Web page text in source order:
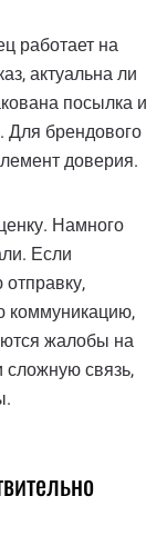
работает на
актуальна ли
посылка и
Для брендового
доверия.
Намного
Если
коммуникацию,
жалобы на
сложную связь,